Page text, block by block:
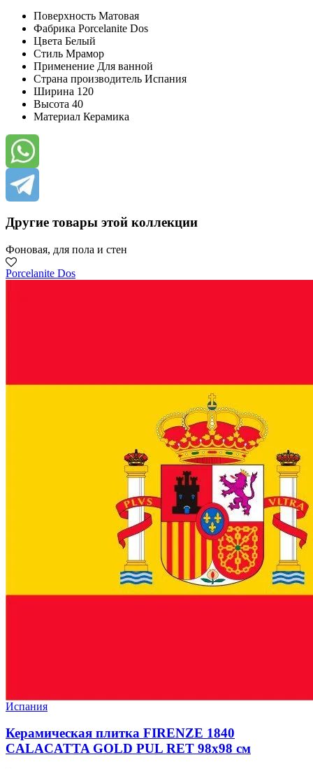
Поверхность Матовая
Фабрика Porcelanite Dos
Цвета Белый
Стиль Мрамор
Применение Для ванной
Страна производитель Испания
Ширина 120
Высота 40
Материал Керамика
Другие товары этой коллекции
Фоновая, для пола и стен
Porcelanite Dos
Испания
Керамическая плитка FIRENZE 1840
CALACATTA GOLD PUL RET 98x98 см